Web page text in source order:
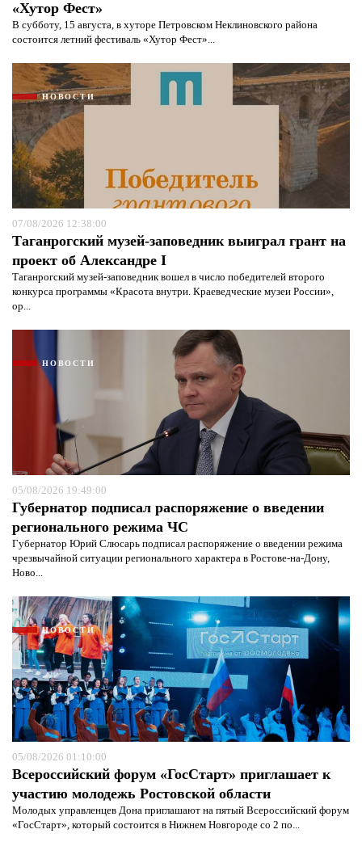
«Хутор Фест»
В субботу, 15 августа, в хуторе Петровском Неклиновского района
состоится летний фестиваль «Хутор Фест»...
НОВОСТИ
07/08/2026 12:38:00
Таганрогский музей-заповедник выиграл грант на
проект об Александре I
Таганрогский музей-заповедник вошел в число победителей второго
конкурса программы «Красота внутри. Краеведческие музеи России»,
ор...
НОВОСТИ
05/08/2026 19:49:00
Губернатор подписал распоряжение о введении
регионального режима ЧС
Губернатор Юрий Слюсарь подписал распоряжение о введении режима
чрезвычайной ситуации регионального характера в Ростове-на-Дону,
Ново...
НОВОСТИ
05/08/2026 01:10:00
Всероссийский форум «ГосСтарт» приглашает к
участию молодежь Ростовской области
Молодых управленцев Дона приглашают на пятый Всероссийский форум
«ГосСтарт», который состоится в Нижнем Новгороде со 2 по...
Я согласен сполитикой конфиденциальности и
защиты информации*
Я согласен сполитикой конфиденциальности и
защиты информации*